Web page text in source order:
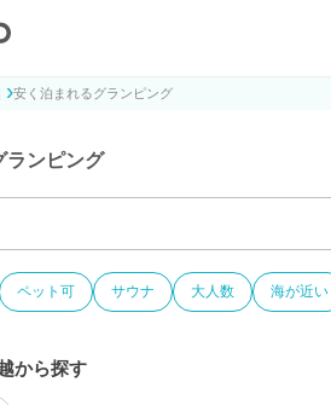
宿泊予約サイトTABILMO(タビルモ)
安く泊まれるグランピング
ランピング
ペット可 サウナ 大人数 海が近い
から探す